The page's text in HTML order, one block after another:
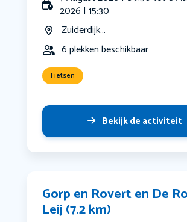
2026 | 15:30
Zuiderdijk...
6 plekken beschikbaar
Fietsen
Bekijk de activiteit
Gorp en Rovert en De
Leij (7.2 km)